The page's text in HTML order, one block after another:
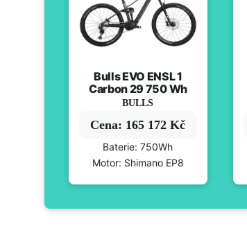
Bulls EVO ENSL 1
Carbon 29 750 Wh
BULLS
Cena: 165 172 Kč
Baterie: 750Wh
Motor: Shimano EP8